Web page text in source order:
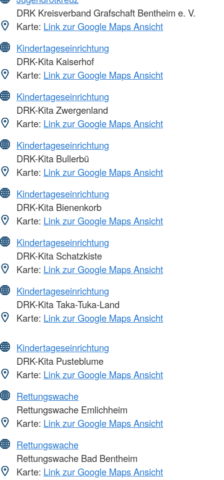
DRK Kreisverband Grafschaft Bentheim e. V.
Karte: Link zur Google Maps Ansicht
Kindertageseinrichtung
DRK-Kita Kaiserhof
Karte: Link zur Google Maps Ansicht
Kindertageseinrichtung
DRK-Kita Zwergenland
Karte: Link zur Google Maps Ansicht
Kindertageseinrichtung
DRK-Kita Bullerbü
Karte: Link zur Google Maps Ansicht
Kindertageseinrichtung
DRK-Kita Bienenkorb
Karte: Link zur Google Maps Ansicht
Kindertageseinrichtung
DRK-Kita Schatzkiste
Karte: Link zur Google Maps Ansicht
Kindertageseinrichtung
DRK-Kita Taka-Tuka-Land
Karte: Link zur Google Maps Ansicht
Kindertageseinrichtung
DRK-Kita Pusteblume
Karte: Link zur Google Maps Ansicht
Rettungswache
Rettungswache Emlichheim
Karte: Link zur Google Maps Ansicht
Rettungswache
Rettungswache Bad Bentheim
Karte: Link zur Google Maps Ansicht